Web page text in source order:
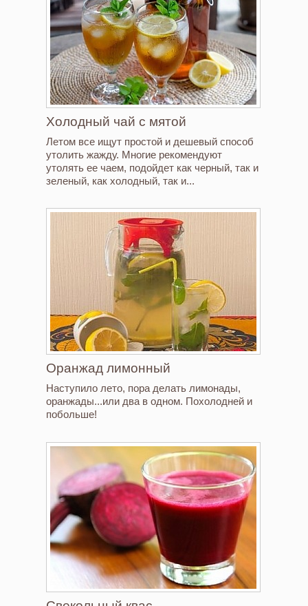
Холодный чай с мятой
Летом все ищут простой и дешевый способ
утолить жажду. Многие рекомендуют
утолять ее чаем, подойдет как черный, так и
зеленый, как холодный, так и...
Оранжад лимонный
Наступило лето, пора делать лимонады,
оранжады...или два в одном. Похолодней и
побольше!